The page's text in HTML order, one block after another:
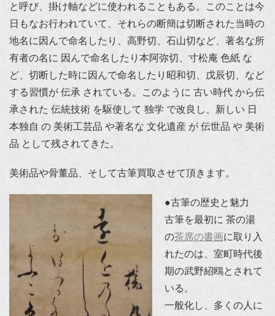
と呼び、掛け軸などに使われることもある。このことは今
日もなお行われていて、それらの断簡は切断された当時の
地名に因んで命名したり、高野切、石山切など、著名な所
有者の名に 因んで命名したり本阿弥切、寸松庵 色紙 な
ど、切断した時に因んで命名したり昭和切、戊辰切、など
する習慣が 伝承 されている。このように 古い時代 から伝
承された 伝統技術 を駆使して 独学 で改良し、新しい 日
本独自 の 美術工芸品 や著名な 文化遺産 が 伝世品 や 美術
品 として残されてきた。
美術品や骨董品、そして古筆買取させて頂きます。
●古筆の歴史と魅力
古筆を最初に 茶の湯
の茶席の書画に取り入
れたのは、室町時代後
期の武野紹鴎とされて
いる。
一般化し、多くの人に